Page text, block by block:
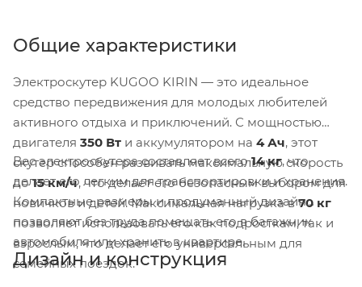
Общие характеристики
Электроскутер KUGOO KIRIN — это идеальное
средство передвижения для молодых любителей
активного отдыха и приключений. С мощностью
двигателя 350 Вт и аккумулятором на 4 Ач, этот
скутер способен развивать максимальную скорость
до15 км/ч, что делает его безопасным выбором для
новичков и детей. Максимальная нагрузка в70 кг
позволяет использовать его как подросткам, так и
взрослым, что делает его универсальным для
семейных поездок.
Вес электроскутера составляет всего14 кг, что
делает его легким для транспортировки и хранения.
Компактные размеры и продуманный дизайн
позволяют без труда помещать его в багажник
автомобиля или хранить в квартире.
Дизайн и конструкция